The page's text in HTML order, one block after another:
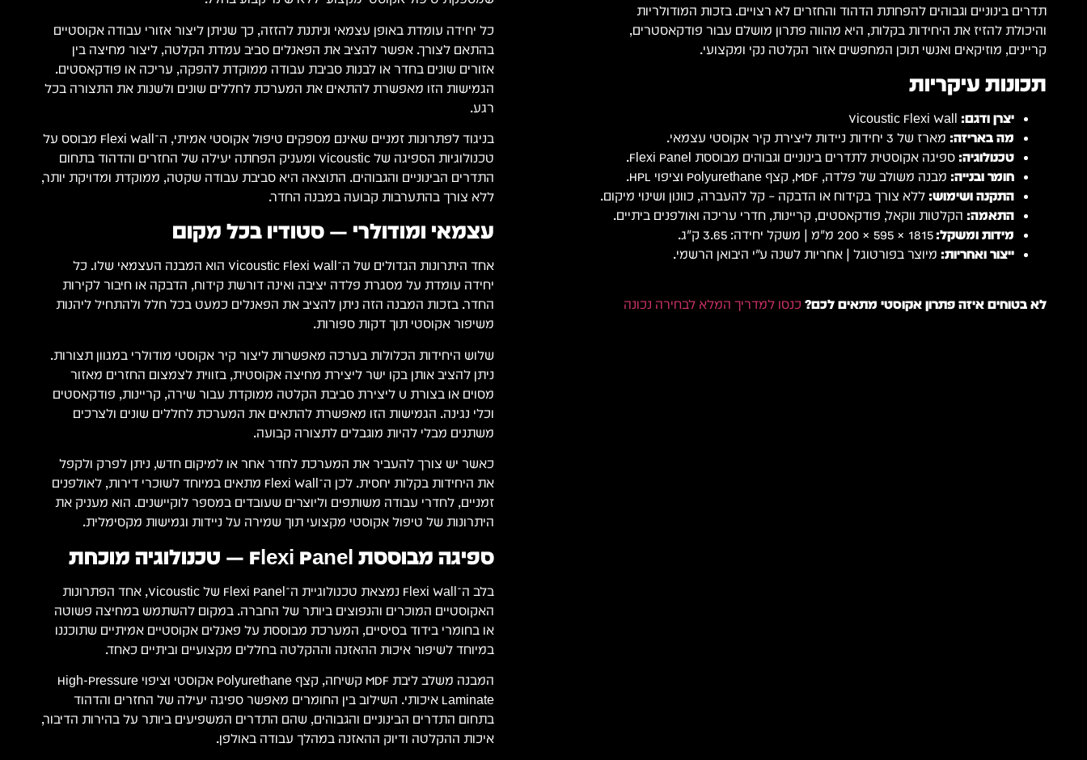
תדרים בינוניים וגבוהים להפחתת הדהוד והחזרים לא רצויים. בזכות המודולריות
והיכולת להזיז את היחידות בקלות, היא מהווה פתרון מושלם עבור פודקאסטרים,
קריינים, מוזיקאים ואנשי תוכן המחפשים אזור הקלטה נקי ומקצועי.
תכונות עיקריות
יצרן ודגם:
מה באריזה: מארז של 3 יחידות ניידות ליצירת קיר אקוסטי עצמאי.
טכנולוגיה: ספיגה אקוסטית לתדרים בינוניים וגבוהים מבוססת Flexi Panel.
חומר ובנייה: מבנה משולב של פלדה, MDF, קצף Polyurethane וציפוי HPL.
התקנה ושימוש: ללא צורך בקידוח או הדבקה – קל להעברה, כוונון ושינוי מיקום.
התאמה: הקלטות ווקאל, פודקאסטים, קריינות, חדרי עריכה ואולפנים ביתיים.
מידות ומשקל:1815 × 595 × 200 מ"מ | משקל יחידה: 3.65 ק"ג.
ייצור ואחריות: מיוצר בפורטוגל | אחריות לשנה ע"י היבואן הרשמי.
לא בטוחים איזה פתרון אקוסטי מתאים לכם? כנסו למדריך המלא לבחירה נכונה
כל יחידה עומדת באופן עצמאי וניתנת להזזה, כך שניתן ליצור אזורי עבודה אקוסטיים
בהתאם לצורך. אפשר להציב את הפאנלים סביב עמדת הקלטה, ליצור מחיצה בין
אזורים שונים בחדר או לבנות סביבת עבודה ממוקדת להפקה, עריכה או פודקאסטים.
הגמישות הזו מאפשרת להתאים את המערכת לחללים שונים ולשנות את התצורה בכל
רגע.
בניגוד לפתרונות זמניים שאינם מספקים טיפול אקוסטי אמיתי, ה־Flexi Wall מבוסס על
טכנולוגיות הספיגה של Vicoustic ומעניק הפחתה יעילה של החזרים והדהוד בתחום
התדרים הבינוניים והגבוהים. התוצאה היא סביבת עבודה שקטה, ממוקדת ומדויקת יותר,
ללא צורך בהתערבות קבועה במבנה החדר.
עצמאי ומודולרי — סטודיו בכל מקום
אחד היתרונות הגדולים של ה־Vicoustic Flexi Wall הוא המבנה העצמאי שלו. כל
יחידה עומדת על מסגרת פלדה יציבה ואינה דורשת קידוח, הדבקה או חיבור לקירות
החדר. בזכות המבנה הזה ניתן להציב את הפאנלים כמעט בכל חלל ולהתחיל ליהנות
משיפור אקוסטי תוך דקות ספורות.
שלוש היחידות הכלולות בערכה מאפשרות ליצור קיר אקוסטי מודולרי במגוון תצורות.
ניתן להציב אותן בקו ישר ליצירת מחיצה אקוסטית, בזווית לצמצום החזרים מאזור
מסוים או בצורת U ליצירת סביבת הקלטה ממוקדת עבור שירה, קריינות, פודקאסטים
וכלי נגינה. הגמישות הזו מאפשרת להתאים את המערכת לחללים שונים ולצרכים
משתנים מבלי להיות מוגבלים לתצורה קבועה.
כאשר יש צורך להעביר את המערכת לחדר אחר או למיקום חדש, ניתן לפרק ולקפל
את היחידות בקלות יחסית. לכן ה־Flexi Wall מתאים במיוחד לשוכרי דירות, לאולפנים
זמניים, לחדרי עבודה משותפים וליוצרים שעובדים במספר לוקיישנים. הוא מעניק את
היתרונות של טיפול אקוסטי מקצועי תוך שמירה על ניידות וגמישות מקסימלית.
ספיגה מבוססת Flexi Panel — טכנולוגיה מוכחת
בלב ה־Flexi Wall נמצאת טכנולוגיית ה־Flexi Panel של Vicoustic, אחד הפתרונות
האקוסטיים המוכרים והנפוצים ביותר של החברה. במקום להשתמש במחיצה פשוטה
או בחומרי בידוד בסיסיים, המערכת מבוססת על פאנלים אקוסטיים אמיתיים שתוכננו
במיוחד לשיפור איכות ההאזנה וההקלטה בחללים מקצועיים וביתיים כאחד.
המבנה משלב ליבת MDF קשיחה, קצף Polyurethane אקוסטי וציפוי High-Pressure
Laminate איכותי. השילוב בין החומרים מאפשר ספיגה יעילה של החזרים והדהוד
בתחום התדרים הבינוניים והגבוהים, שהם התדרים המשפיעים ביותר על בהירות הדיבור,
איכות ההקלטה ודיוק ההאזנה במהלך עבודה באולפן.